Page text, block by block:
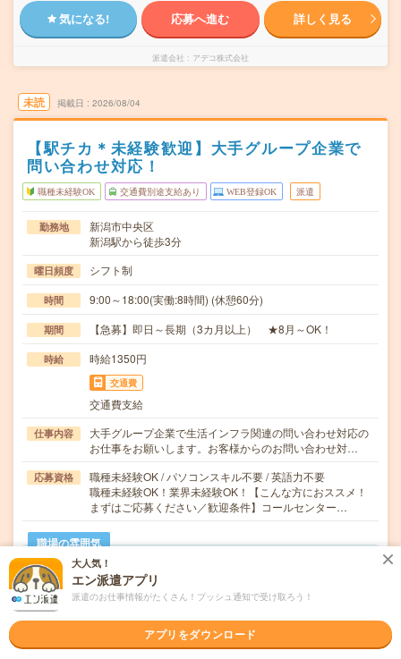
気になる! 応募へ進む 詳しく見る
派遣会社 アデコ株式会社
未読 掲載日 2026/08/04
【駅チカ＊未経験歓迎】大手グループ企業で
問い合わせ対応！
職種未経験OK 交通費別途支給あり WEB登録OK 派遣
勤務地
新潟市中央区
新潟駅から徒歩3分
曜日頻度 シフト制
時間 9:00～18:00(実働:8時間) (休憩60分)
期間 【急募】即日～長期（3カ月以上） ★8月～OK！
時給 時給1350円
交通費
交通費支給
仕事内容
大手グループ企業で生活インフラ関連の問い合わせ対応の
お仕事をお願いします。お客様からのお問い合わせ対…
応募資格
職種未経験OK / パソコンスキル不要 / 英語力不要
職種未経験OK！業界未経験OK！【こんな方におススメ！
まずはご応募ください／歓迎条件】コールセンター…
職場の雰囲気
年齢層
20代
30代 40代 50代
気になる! 応募へ進む 詳しく見る
大人気！
エン派遣アプリ
派遣のお仕事情報がたくさん！プッシュ通知で受け取ろう！
アプリをダウンロード